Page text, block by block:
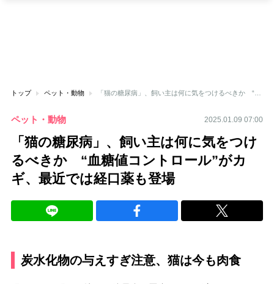
トップ ペット・動物 「猫の糖尿病」、飼い主は何に気をつけるべきか “血糖値コントロール”がカギ、最近では経口薬も登場
ペット・動物 2025.01.09 07:00
「猫の糖尿病」、飼い主は何に気をつけ
るべきか “血糖値コントロール”がカ
ギ、最近では経口薬も登場
炭水化物の与えすぎ注意、猫は今も肉食